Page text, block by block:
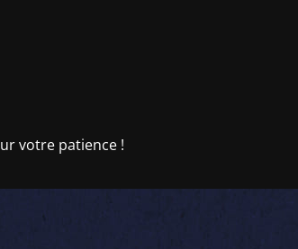
votre patience !